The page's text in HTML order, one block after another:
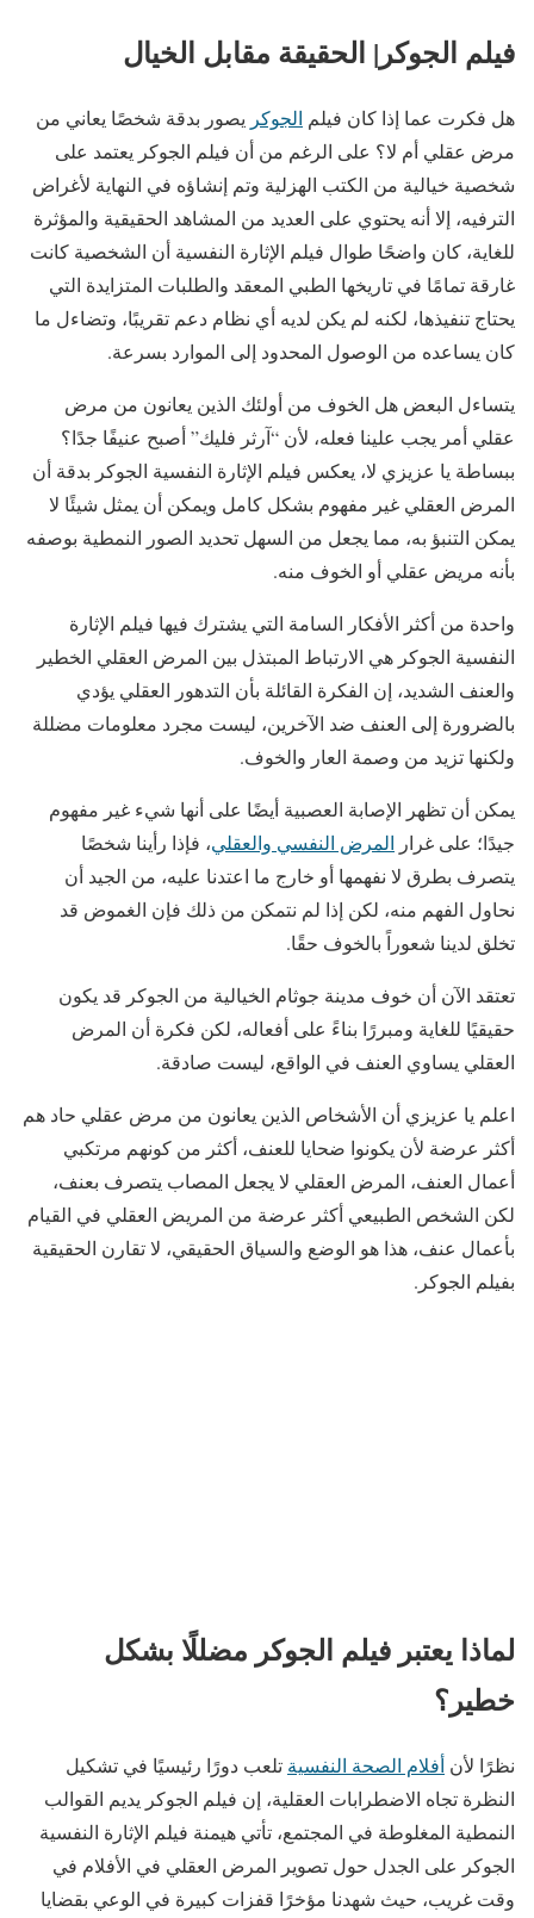
فيلم الجوكر| الحقيقة مقابل الخيال
هل فكرت عما إذا كان فيلم الجوكر يصور بدقة شخصًا يعاني من
مرض عقلي أم لا؟ على الرغم من أن فيلم الجوكر يعتمد على
شخصية خيالية من الكتب الهزلية وتم إنشاؤه في النهاية لأغراض
الترفيه، إلا أنه يحتوي على العديد من المشاهد الحقيقية والمؤثرة
للغاية، كان واضحًا طوال فيلم الإثارة النفسية أن الشخصية كانت
غارقة تمامًا في تاريخها الطبي المعقد والطلبات المتزايدة التي
يحتاج تنفيذها، لكنه لم يكن لديه أي نظام دعم تقريبًا، وتضاءل ما
كان يساعده من الوصول المحدود إلى الموارد بسرعة.
يتساءل البعض هل الخوف من أولئك الذين يعانون من مرض
عقلي أمر يجب علينا فعله، لأن “آرثر فليك” أصبح عنيفًا جدًا؟
ببساطة يا عزيزي لا، يعكس فيلم الإثارة النفسية الجوكر بدقة أن
المرض العقلي غير مفهوم بشكل كامل ويمكن أن يمثل شيئًا لا
يمكن التنبؤ به، مما يجعل من السهل تحديد الصور النمطية بوصفه
بأنه مريض عقلي أو الخوف منه.
واحدة من أكثر الأفكار السامة التي يشترك فيها فيلم الإثارة
النفسية الجوكر هي الارتباط المبتذل بين المرض العقلي الخطير
والعنف الشديد، إن الفكرة القائلة بأن التدهور العقلي يؤدي
بالضرورة إلى العنف ضد الآخرين، ليست مجرد معلومات مضللة
ولكنها تزيد من وصمة العار والخوف.
يمكن أن تظهر الإصابة العصبية أيضًا على أنها شيء غير مفهوم
جيدًا؛ على غرار المرض النفسي والعقلي، فإذا رأينا شخصًا
يتصرف بطرق لا نفهمها أو خارج ما اعتدنا عليه، من الجيد أن
نحاول الفهم منه، لكن إذا لم نتمكن من ذلك فإن الغموض قد
تخلق لدينا شعوراً بالخوف حقًا.
تعتقد الآن أن خوف مدينة جوثام الخيالية من الجوكر قد يكون
حقيقيًا للغاية ومبررًا بناءً على أفعاله، لكن فكرة أن المرض
العقلي يساوي العنف في الواقع، ليست صادقة.
اعلم يا عزيزي أن الأشخاص الذين يعانون من مرض عقلي حاد هم
أكثر عرضة لأن يكونوا ضحايا للعنف، أكثر من كونهم مرتكبي
أعمال العنف، المرض العقلي لا يجعل المصاب يتصرف بعنف،
لكن الشخص الطبيعي أكثر عرضة من المريض العقلي في القيام
بأعمال عنف، هذا هو الوضع والسياق الحقيقي، لا تقارن الحقيقية
بفيلم الجوكر.
لماذا يعتبر فيلم الجوكر مضللًا بشكل
خطير؟
نظرًا لأن أفلام الصحة النفسية تلعب دورًا رئيسيًا في تشكيل
النظرة تجاه الاضطرابات العقلية، إن فيلم الجوكر يديم القوالب
النمطية المغلوطة في المجتمع، تأتي هيمنة فيلم الإثارة النفسية
الجوكر على الجدل حول تصوير المرض العقلي في الأفلام في
وقت غريب، حيث شهدنا مؤخرًا قفزات كبيرة في الوعي بقضايا